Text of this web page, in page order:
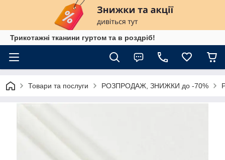
Трикотажні тканини гуртом та в роздріб!
Товари та послуги РОЗПРОДАЖ, ЗНИЖКИ до -70%